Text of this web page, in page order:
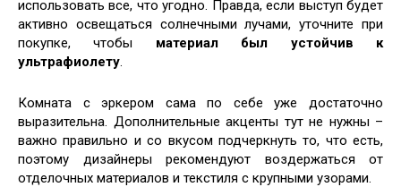
использовать все, что угодно. Правда, если выступ будет
активно освещаться солнечными лучами, уточните при
покупке, чтобы материал был устойчив к
ультрафиолету.
Комната с эркером сама по себе уже достаточно
выразительна. Дополнительные акценты тут не нужны –
важно правильно и со вкусом подчеркнуть то, что есть,
поэтому дизайнеры рекомендуют воздержаться от
отделочных материалов и текстиля с крупными узорами.